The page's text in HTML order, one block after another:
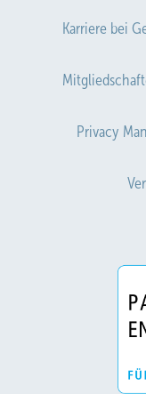
Karriere bei
Privacy